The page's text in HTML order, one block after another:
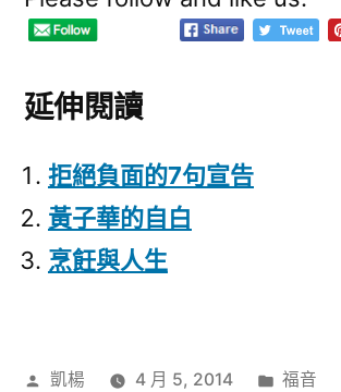
延伸閱讀
拒絕負面的7句宣告
黃子華的自白
烹飪與人生
作
凱楊 4 月 5, 2014
分
福音